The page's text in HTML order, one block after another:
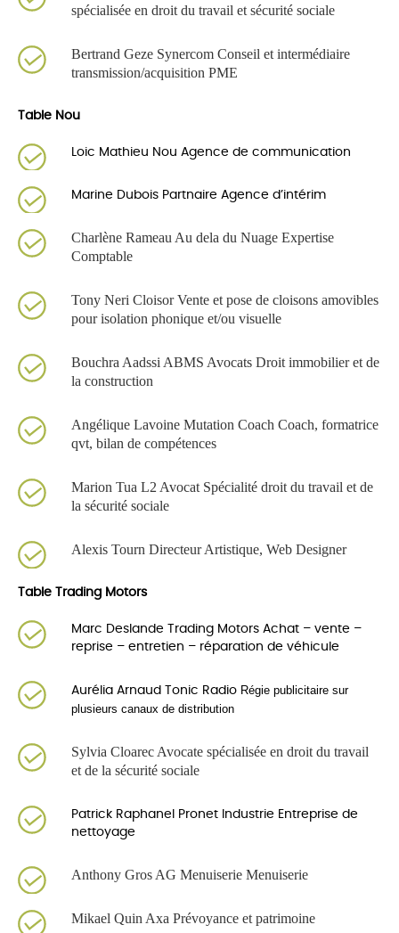
spécialisée en droit du travail et sécurité sociale
Bertrand Geze Synercom Conseil et intermédiaire
transmission/acquisition PME
Table Nou
Loic Mathieu Nou Agence de communication
Marine Dubois Partnaire Agence d’intérim
Charlène Rameau Au dela du Nuage Expertise
Comptable
Tony Neri Cloisor Vente et pose de cloisons amovibles
pour isolation phonique et/ou visuelle
Bouchra Aadssi ABMS Avocats Droit immobilier et de
la construction
Angélique Lavoine Mutation Coach Coach, formatrice
qvt, bilan de compétences
Marion Tua L2 Avocat Spécialité droit du travail et de
la sécurité sociale
Alexis Tourn Directeur Artistique, Web Designer
Table Trading Motors
Marc Deslande Trading Motors Achat – vente –
reprise – entretien – réparation de véhicule
Aurélia Arnaud Tonic Radio Régie publicitaire sur
plusieurs canaux de distribution
Sylvia Cloarec Avocate spécialisée en droit du travail
et de la sécurité sociale
Patrick Raphanel Pronet Industrie Entreprise de
nettoyage
Anthony Gros AG Menuiserie Menuiserie
Mikael Quin Axa Prévoyance et patrimoine